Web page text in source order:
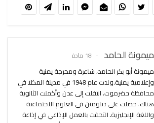
ميمونة الحامد 18 مادة
ميمونة أبو بكر الحامد، شاعرة ومخرجة يمنية
وإعلامية يمنية.ولدت عام 1948 في مدينة المكلا في
محافظة حضرموت. انتقلت إلى عدن وأكملت الثانوية
هناك. حصلت على دبلومين في العلوم الاجتماعية
واللغة الإنجليزية. التحقت بالعمل الإذاعي في إذاعة